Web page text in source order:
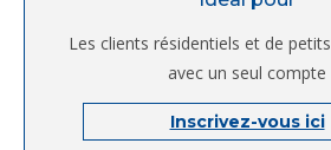
Les clients résidentiels et de
avec un seul compte
Inscrivez-vous ici